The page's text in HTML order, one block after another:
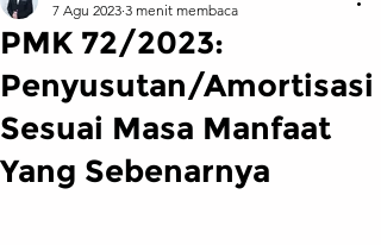
PMK 72/2023:
Penyusutan/Amortisasi
Sesuai Masa Manfaat
Yang Sebenarnya
7 Agu 2023 3 menit membaca